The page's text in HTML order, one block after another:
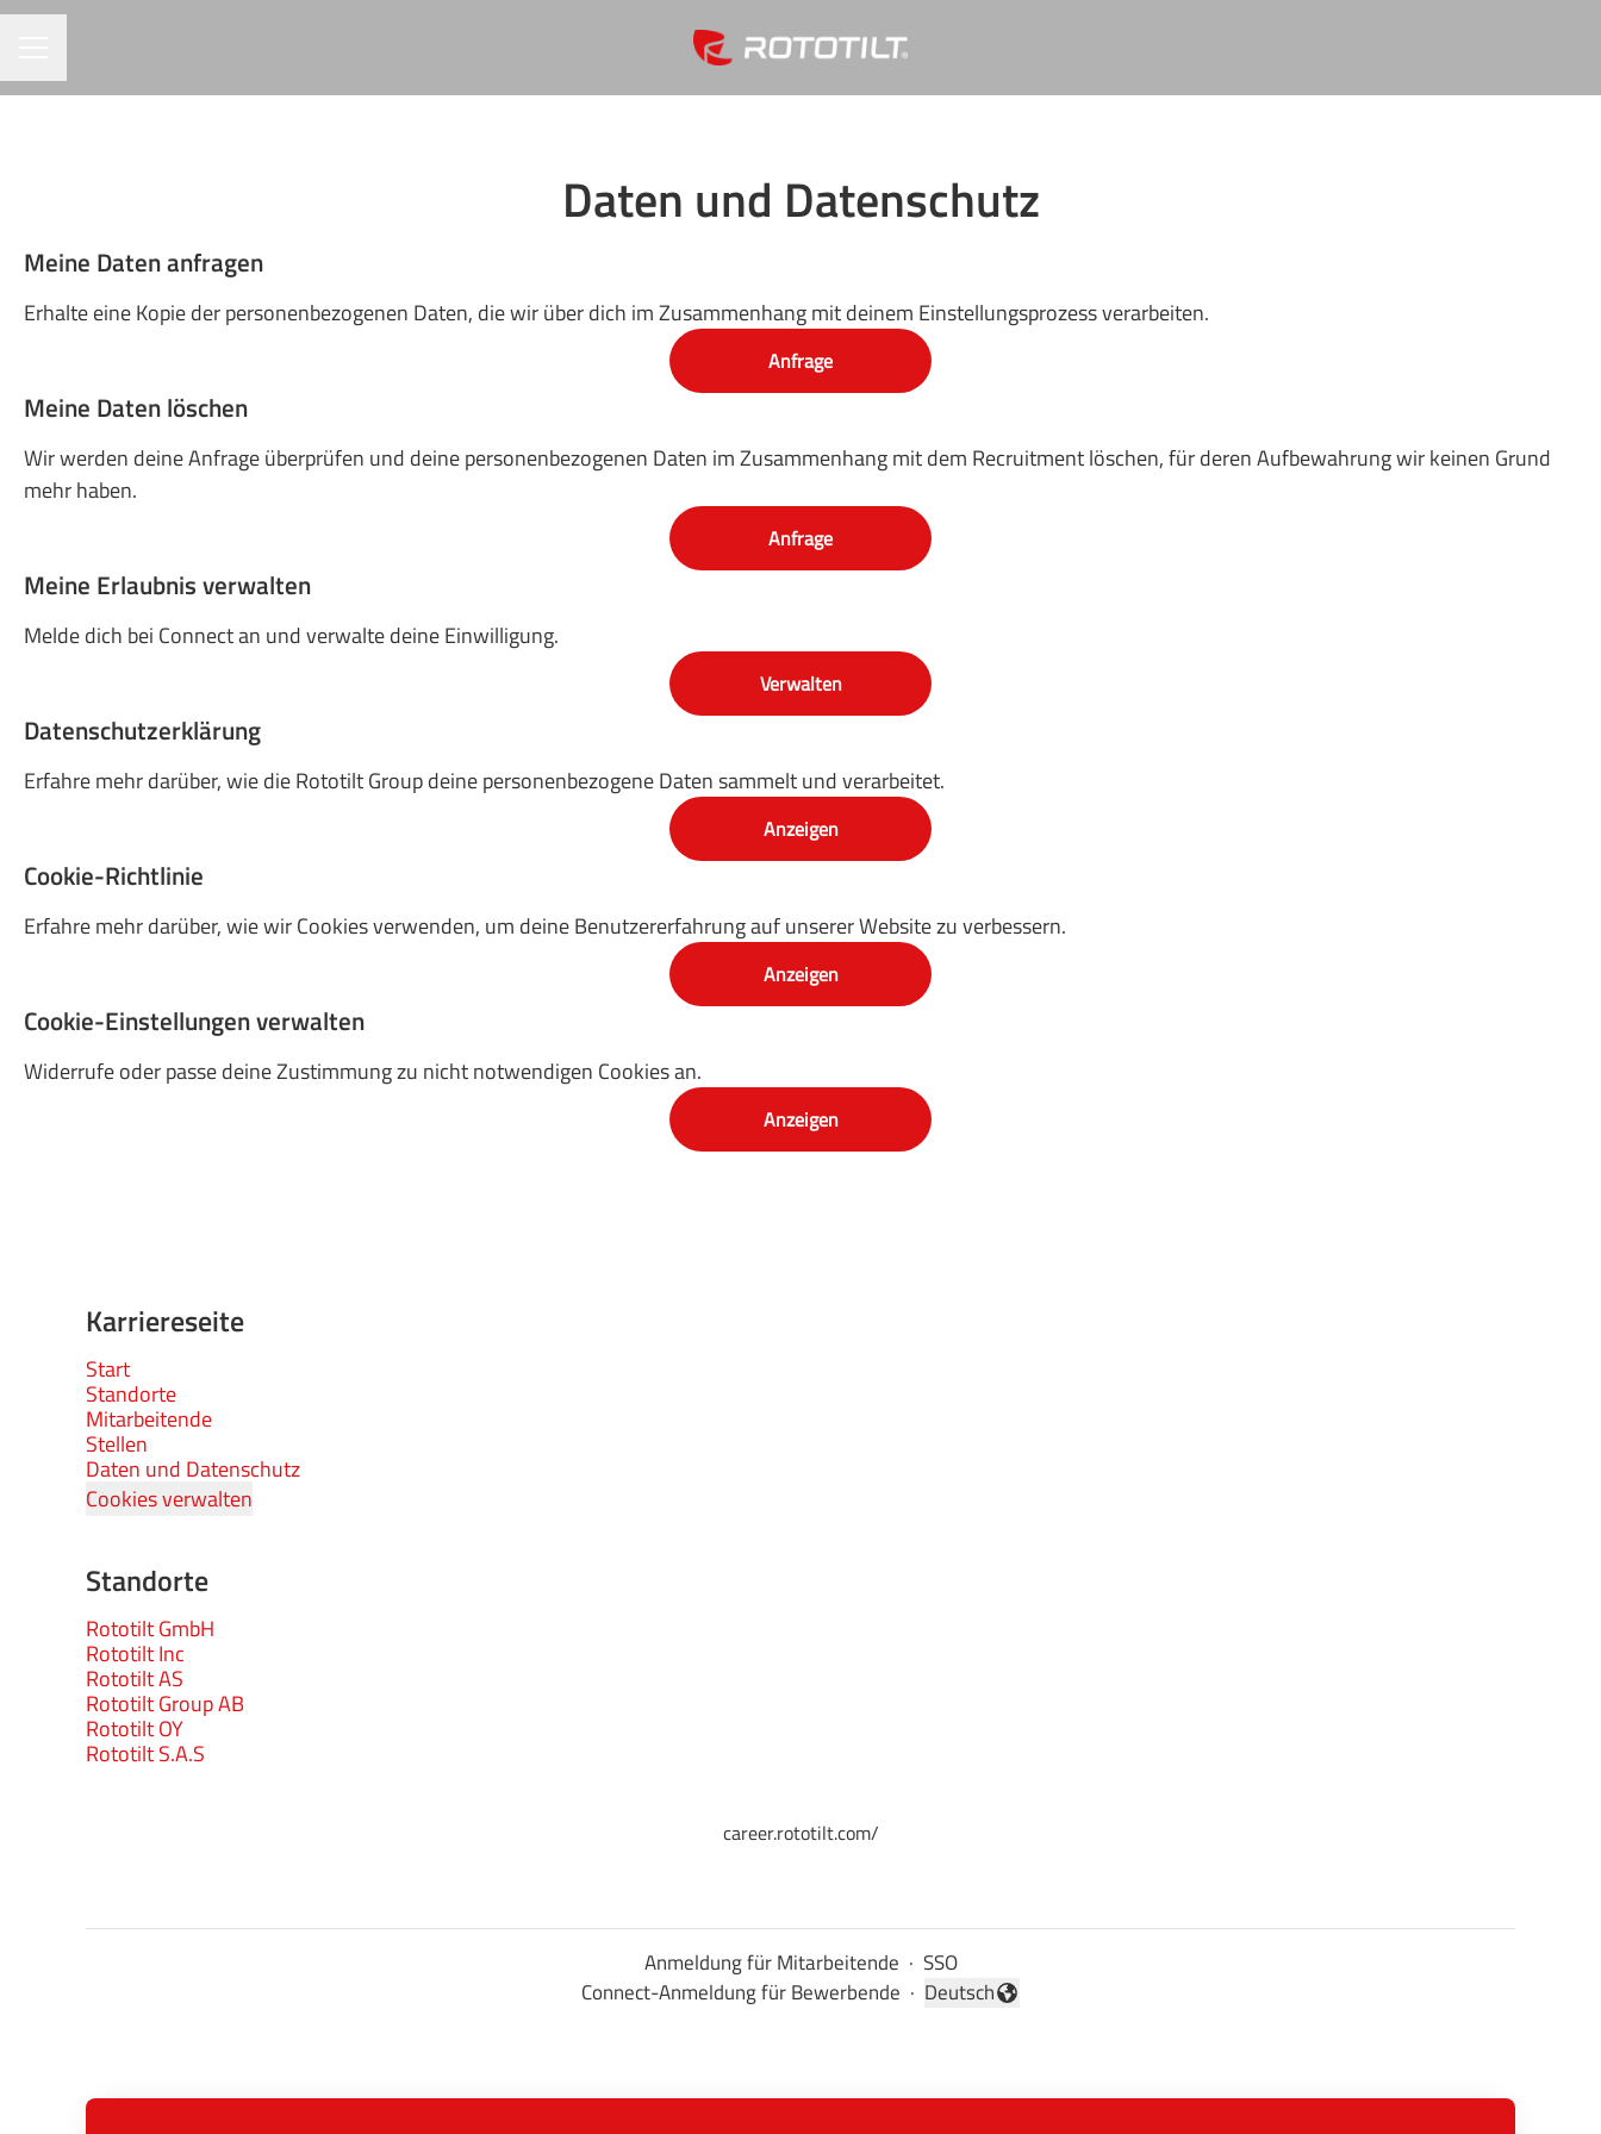
Daten und Datenschutz
Meine Daten anfragen
Erhalte eine Kopie der personenbezogenen Daten, die wir über dich im Zusammenhang mit deinem Einstellungsprozess verarbeiten.
Anfrage
Meine Daten löschen
Wir werden deine Anfrage überprüfen und deine personenbezogenen Daten im Zusammenhang mit dem Recruitment löschen, für deren Aufbewahrung wir keinen Grund
mehr haben.
Anfrage
Meine Erlaubnis verwalten
Melde dich bei Connect an und verwalte deine Einwilligung.
Verwalten
Datenschutzerklärung
Erfahre mehr darüber, wie die Rototilt Group deine personenbezogene Daten sammelt und verarbeitet.
Anzeigen
Cookie-Richtlinie
Erfahre mehr darüber, wie wir Cookies verwenden, um deine Benutzererfahrung auf unserer Website zu verbessern.
Anzeigen
Cookie-Einstellungen verwalten
Widerrufe oder passe deine Zustimmung zu nicht notwendigen Cookies an.
Anzeigen
Karriereseite
Start
Standorte
Mitarbeitende
Stellen
Daten und Datenschutz
Cookies verwalten
Standorte
Rototilt GmbH
Rototilt Inc
Rototilt AS
Rototilt Group AB
Rototilt OY
Rototilt S.A.S
career.rototilt.com/
Anmeldung für Mitarbeitende · SSO
Connect-Anmeldung für Bewerbende · Sprache ändern
Deutsch